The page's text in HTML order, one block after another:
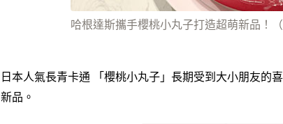
哈根達斯攜手櫻桃小丸子打造超萌新品！
日本人氣長青卡通 「櫻桃小丸子」長期受到大小朋友的
新品。